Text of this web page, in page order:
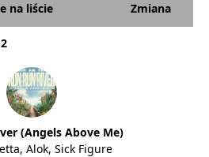
na liście Zmiana
2
(Angels Above Me)
Alok, Sick Figure